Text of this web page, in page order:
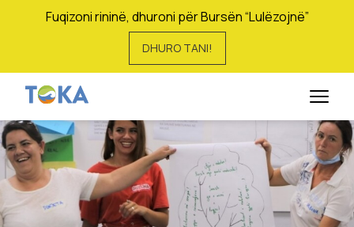
Fuqizoni rininë, dhuroni për Bursën “Lulëzojnë”
DHURO TANI!